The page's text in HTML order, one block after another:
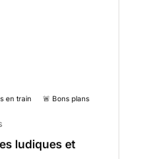
en train 🚨 Bons plans
ludiques et